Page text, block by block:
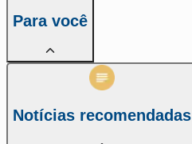
Para você
Notícias recomendadas